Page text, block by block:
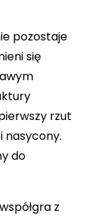
pozostaje
się
rzut
nasycony.
do
z